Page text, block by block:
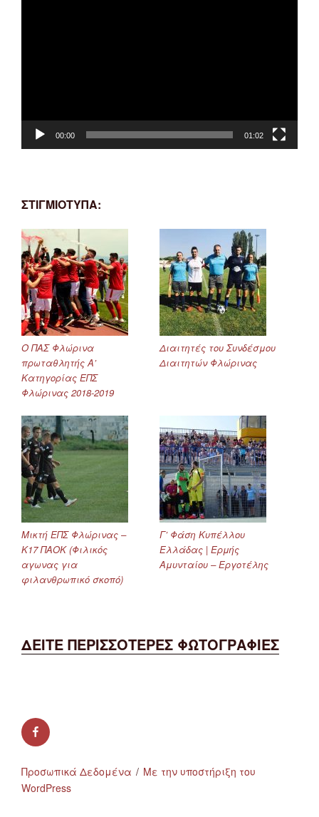
00:00 01:02
ΣΤΙΓΜΙΟΤΥΠΑ:
Ο ΠΑΣ Φλώρινα
πρωταθλητής Α’
Κατηγορίας ΕΠΣ
Φλώρινας 2018-2019
Διαιτητές του Συνδέσμου
Διαιτητών Φλώρινας
Μικτή ΕΠΣ Φλώρινας –
Κ17 ΠΑΟΚ (Φιλικός
αγωνας για
φιλανθρωπικό σκοπό)
Γ’ Φάση Κυπέλλου
Ελλάδας | Ερμής
Αμυνταίου – Εργοτέλης
ΔΕΙΤΕ ΠΕΡΙΣΣΟΤΕΡΕΣ ΦΩΤΟΓΡΑΦΙΕΣ
facebook
Προσωπικά Δεδομένα
Με την υποστήριξη του
WordPress